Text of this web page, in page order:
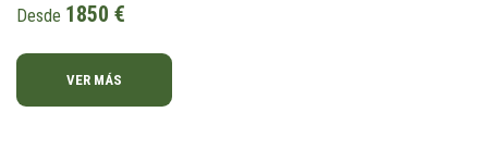
Desde 1850 €
VER MÁS